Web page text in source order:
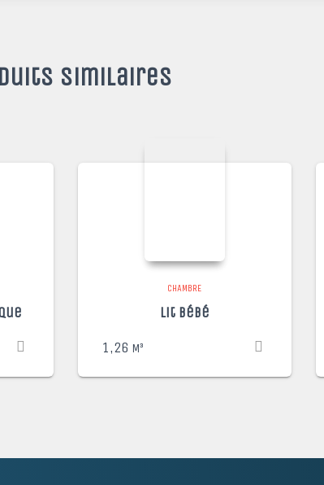
similaires
CHAMBRE
Lit bébé
1,26